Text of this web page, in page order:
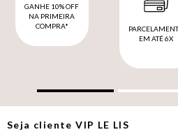
GANHE 10% OFF
NA PRIMEIRA
COMPRA*
EM ATÉ 6X
Seja clienteVIP LE LIS